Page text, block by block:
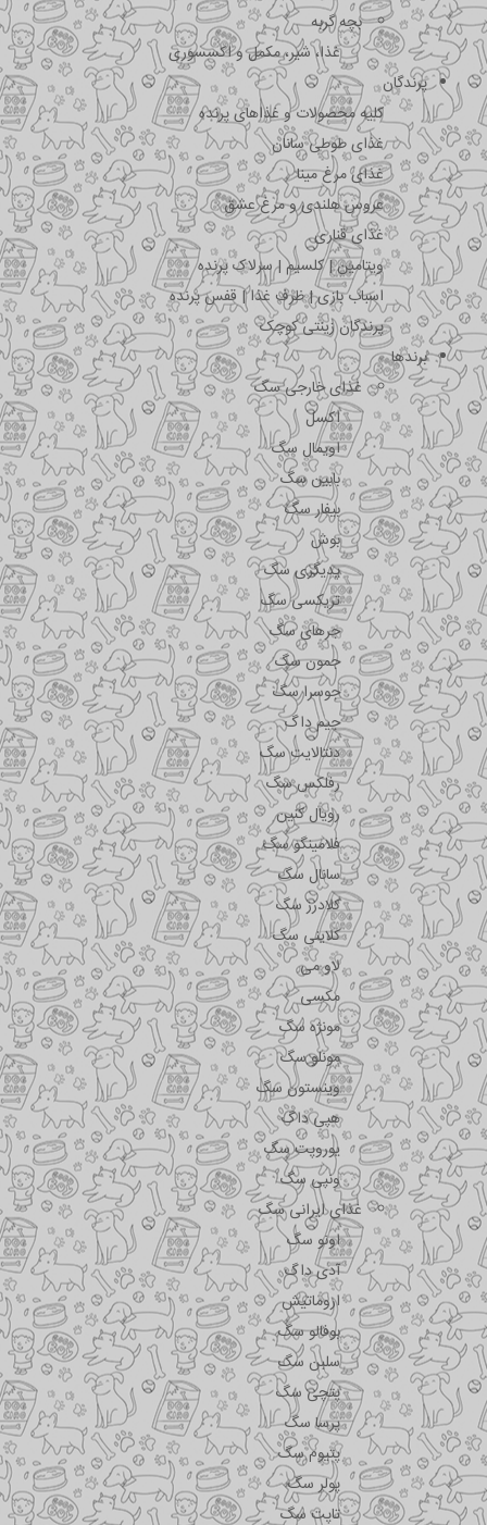
بچه گربه
غذا، شیر، مکمل و اکسسوری
پرندگان
کلیه محصولات و غذاهای پرنده
غذای طوطی سانان
غذای مرغ مینا
عروس هلندی و مرغ عشق
غذای قناری
ویتامین | کلسیم | سرلاک پرنده
اسباب بازی | ظرف غذا | قفس پرنده
پرندگان زینتی کوچک
برندها
غذای خارجی سگ
اکسل
اویمال سگ
بابین سگ
بیفار سگ
بوش
پدیگری سگ
تریکسی سگ
جرهای سگ
جمون سگ
جوسرا سگ
جیم داگ
دنتالایت سگ
رفلکس سگ
رویال کنین
فلامینگو سگ
سانال سگ
کلادرز سگ
کلاینی سگ
لاو می
مکسی
مونژه سگ
مونلو سگ
وینستون سگ
هپی داگ
یوروپت سگ
ونپی سگ
غذای ایرانی سگ
اونو سگ
آدی داگ
اروماتیش
بوفالو سگ
سلبن سگ
پتچی سگ
پرسا سگ
پتیوم سگ
پولر سگ
تاپت سگ